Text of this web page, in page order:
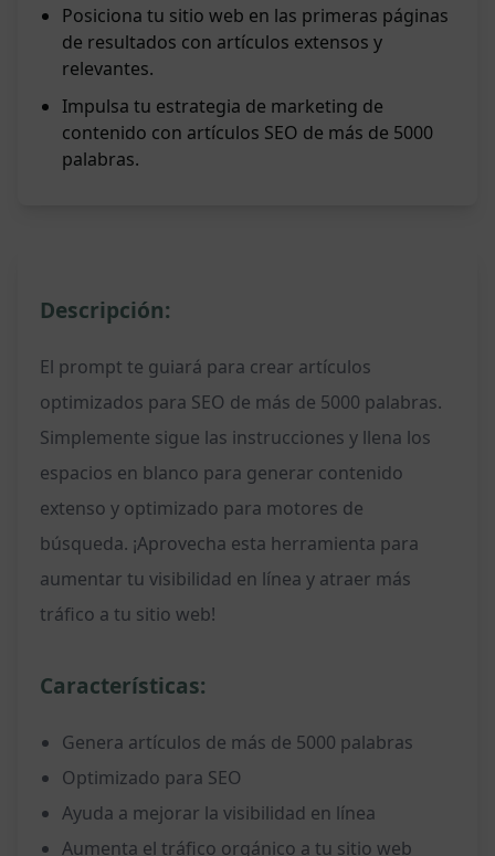
Posiciona tu sitio web en las primeras páginas
de resultados con artículos extensos y
relevantes.
Impulsa tu estrategia de marketing de
contenido con artículos SEO de más de 5000
palabras.
Descripción:
El prompt te guiará para crear artículos
optimizados para SEO de más de 5000 palabras.
Simplemente sigue las instrucciones y llena los
espacios en blanco para generar contenido
extenso y optimizado para motores de
búsqueda. ¡Aprovecha esta herramienta para
aumentar tu visibilidad en línea y atraer más
tráfico a tu sitio web!
Características:
Genera artículos de más de 5000 palabras
Optimizado para SEO
Ayuda a mejorar la visibilidad en línea
Aumenta el tráfico orgánico a tu sitio web